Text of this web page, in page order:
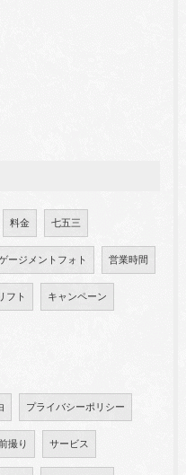
料金 七五三
ージメントフォト 営業時間
フト キャンペーン
プライバシーポリシー
撮り サービス